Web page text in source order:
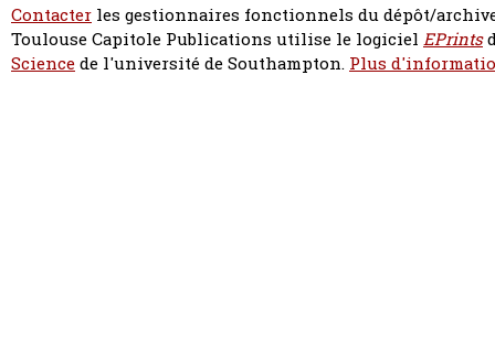
Contacter les gestionnaires fonctionnels du dépôt/
Toulouse Capitole Publications utilise le logiciel EPrints
Sciencede l'université de Southampton. Plus